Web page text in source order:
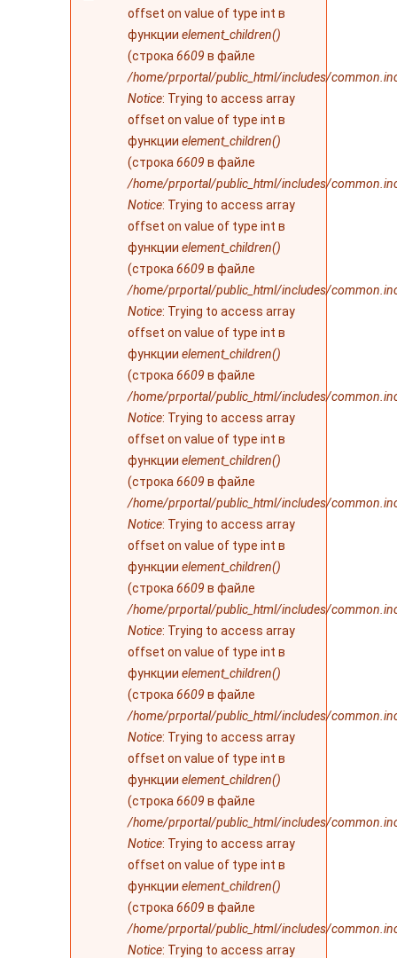
ошибке
offset on value of type int в
функции element_children()
(строка 6609 в файле
/home/prportal/public_html/includes/
Notice: Trying to access array
offset on value of type int в
функции element_children()
(строка 6609 в файле
/home/prportal/public_html/includes/
Notice: Trying to access array
offset on value of type int в
функции element_children()
(строка 6609 в файле
/home/prportal/public_html/includes/
Notice: Trying to access array
offset on value of type int в
функции element_children()
(строка 6609 в файле
/home/prportal/public_html/includes/
Notice: Trying to access array
offset on value of type int в
функции element_children()
(строка 6609 в файле
/home/prportal/public_html/includes/
Notice: Trying to access array
offset on value of type int в
функции element_children()
(строка 6609 в файле
/home/prportal/public_html/includes/
Notice: Trying to access array
offset on value of type int в
функции element_children()
(строка 6609 в файле
/home/prportal/public_html/includes/
Notice: Trying to access array
offset on value of type int в
функции element_children()
(строка 6609 в файле
/home/prportal/public_html/includes/
Notice: Trying to access array
offset on value of type int в
функции element_children()
(строка 6609 в файле
/home/prportal/public_html/includes/
Notice: Trying to access array